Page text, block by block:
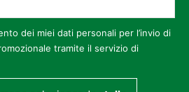
dei miei dati personali per l’invio di
tramite il servizio di